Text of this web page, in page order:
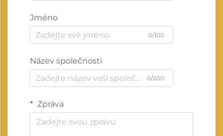
Jméno
0/100
Název společnosti
0/200
Zpráva